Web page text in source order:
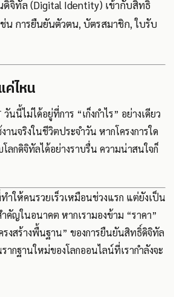
ดิจิทัล (Digital Identity) เข้ากับสิทธิ์
น การยืนยันตัวตน, บัตรสมาชิก, ใบรับ
ค่ไหน
นนี้ไม่ได้อยู่ที่การ “เก็งกำไร” อย่างเดียว
านจริงในชีวิตประจำวัน หากโครงการใด
โลกดิจิทัลได้อย่างราบรื่น ความน่าสนใจก็
ำให้คนรวยเร็วเหมือนช่วงแรก แต่ยังเป็น
คัญในอนาคต หากเรามองข้าม “ราคา”
งสร้างพื้นฐาน” ของการยืนยันสิทธิ์ดิจิทัล
ากฐานใหม่ของโลกออนไลน์ที่เรากำลังจะ